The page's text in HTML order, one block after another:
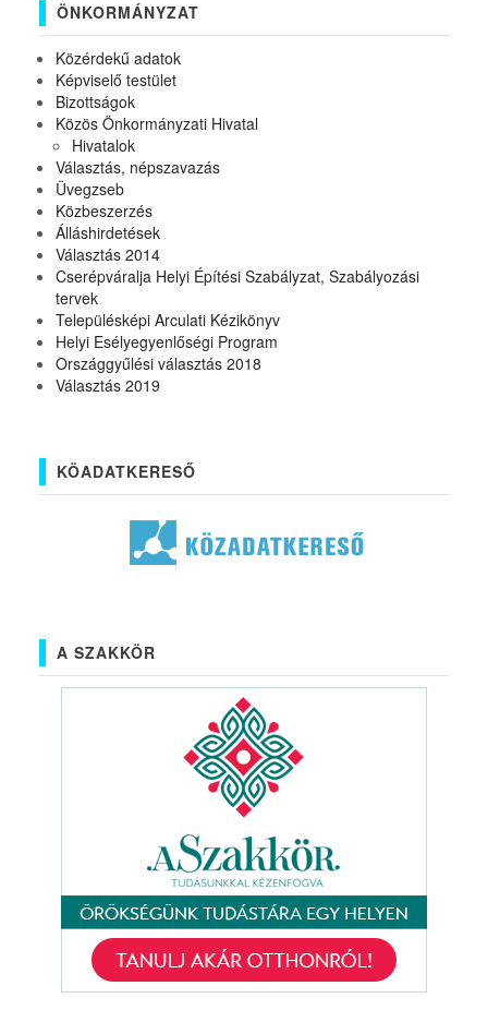
ÖNKORMÁNYZAT
Közérdekű adatok
Képviselő testület
Bizottságok
Közös Önkormányzati Hivatal
Hivatalok
Választás, népszavazás
Üvegzseb
Közbeszerzés
Álláshirdetések
Választás 2014
Cserépváralja Helyi Építési Szabályzat, Szabályozási
tervek
Településképi Arculati Kézikönyv
Helyi Esélyegyenlőségi Program
Országgyűlési választás 2018
Választás 2019
KÖADATKERESŐ
A SZAKKÖR